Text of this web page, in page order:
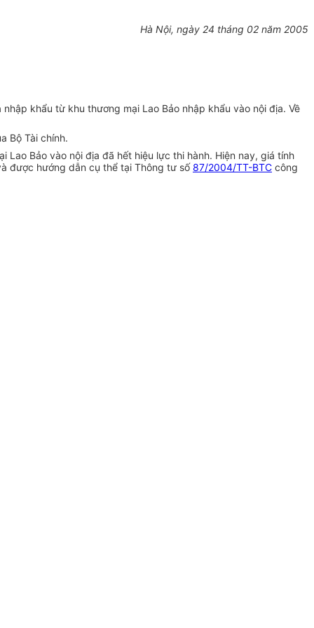
Hà Nội, ngày 24 tháng 02 năm 2005
khẩu từ khu thương mại Lao Bảo nhập khẩu vào nội địa. Về
Bộ Tài chính.
Bảo vào nội địa đã hết hiệu lực thi hành. Hiện nay, giá tính
được hướng dẫn cụ thể tại Thông tư số87/2004/TT-BTC công